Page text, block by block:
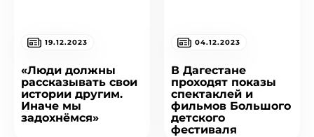
19.12.2023
«Люди должны
рассказывать свои
истории другим.
Иначе мы
задохнёмся»
04.12.2023
В Дагестане
проходят показы
спектаклей и
фильмов Большого
детского
фестиваля